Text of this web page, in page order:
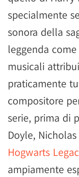
specialmente
sonora della
leggenda
musicali
praticamente
compositore
serie, prima di
Doyle,
Hogwarts
ampiamente